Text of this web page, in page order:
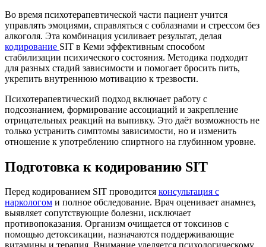
Во время психотерапевтической части пациент учится
управлять эмоциями, справляться с соблазнами и стрессом без
алкоголя. Эта комбинация усиливает результат, делая
кодирование SIT в Кеми эффективным способом
стабилизации психического состояния. Методика подходит
для разных стадий зависимости и помогает бросить пить,
укрепить внутреннюю мотивацию к трезвости.
Психотерапевтический подход включает работу с
подсознанием, формирование ассоциаций и закрепление
отрицательных реакций на выпивку. Это даёт возможность не
только устранить симптомы зависимости, но и изменить
отношение к употреблению спиртного на глубинном уровне.
Подготовка к кодированию SIT
Перед кодированием SIT проводится консультация с
наркологом и полное обследование. Врач оценивает анамнез,
выявляет сопутствующие болезни, исключает
противопоказания. Организм очищается от токсинов с
помощью детоксикации, назначаются поддерживающие